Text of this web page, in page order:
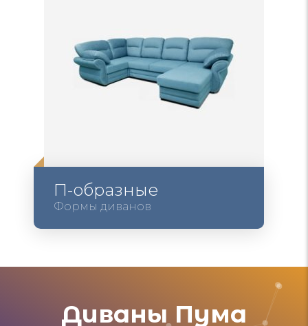
П-образные
Формы диванов
Диваны Пума